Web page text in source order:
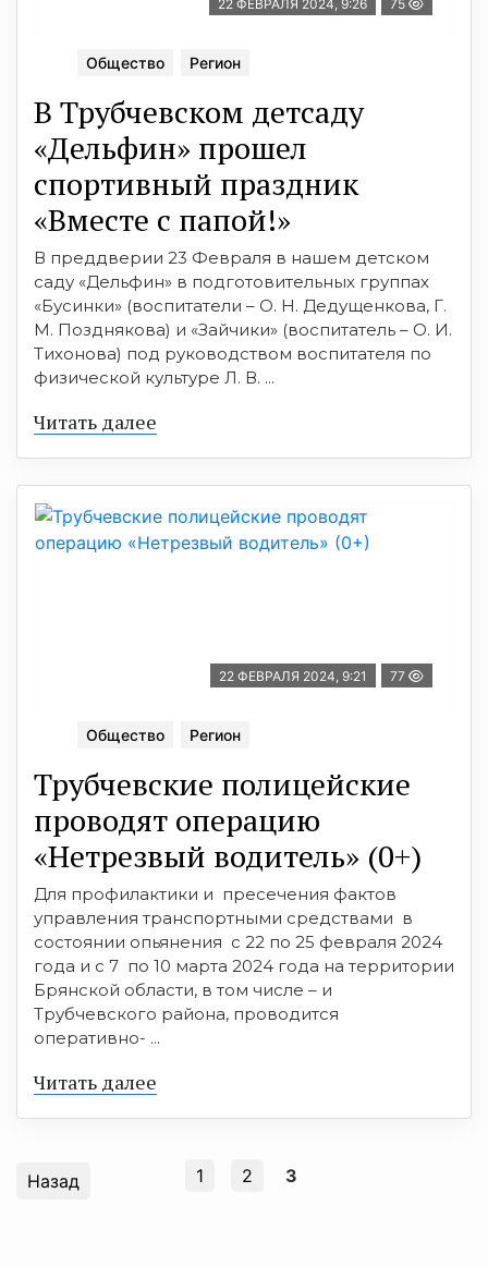
22 ФЕВРАЛЯ 2024, 9:26 75
Общество Регион
В Трубчевском детсаду
«Дельфин» прошел
спортивный праздник
«Вместе с папой!»
В преддверии 23 Февраля в нашем детском
саду «Дельфин» в подготовительных группах
«Бусинки» (воспитатели – О. Н. Дедущенкова, Г.
М. Позднякова) и «Зайчики» (воспитатель – О. И.
Тихонова) под руководством воспитателя по
физической культуре Л. В. ...
Читать далее
22 ФЕВРАЛЯ 2024, 9:21 77
Общество Регион
Трубчевские полицейские
проводят операцию
«Нетрезвый водитель» (0+)
Для профилактики и пресечения фактов
управления транспортными средствами в
состоянии опьянения с 22 по 25 февраля 2024
года и с 7 по 10 марта 2024 года на территории
Брянской области, в том числе – и
Трубчевского района, проводится
оперативно- ...
Читать далее
Назад 1 2 3